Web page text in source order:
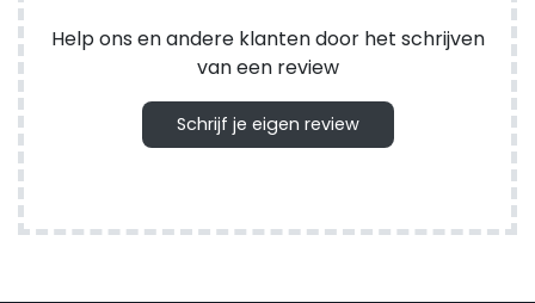
Help ons en andere klanten door het schrijven
van een review
Schrijf je eigen review